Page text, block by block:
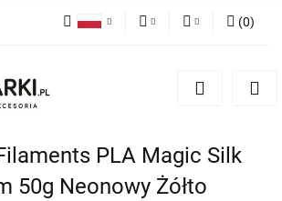
English
Zarejestruj się
(0)
PLA Magic Silk
50g Neonowy Żółto